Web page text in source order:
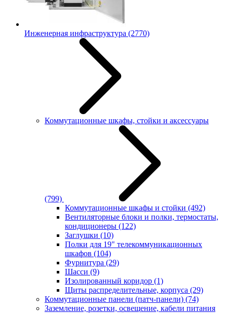
Инженерная инфраструктура (2770)
Коммутационные шкафы, стойки и аксессуары
(799)
Коммутационные шкафы и стойки (492)
Вентиляторные блоки и полки, термостаты,
кондиционеры (122)
Заглушки (10)
Полки для 19" телекоммуникационных
шкафов (104)
Фурнитура (29)
Шасси (9)
Изолированный коридор (1)
Щиты распределительные, корпуса (29)
Коммутационные панели (патч-панели) (74)
Заземление, розетки, освещение, кабели питания